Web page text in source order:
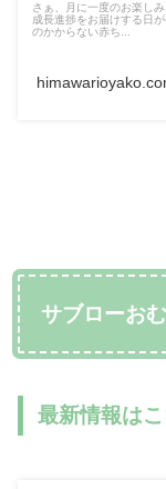
さぁ、月に一度のお楽し
成長進捗をお届けする日
のかからない赤ち...
サブローお
最新情報は